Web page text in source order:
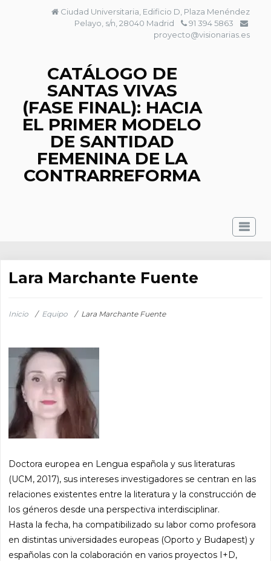
Ciudad Universitaria, Edificio D, Plaza Menéndez
Pelayo, s/n, 28040 Madrid
91 394 5863
proyecto@visionarias.es
CATÁLOGO DE
SANTAS VIVAS
(FASE FINAL): HACIA
EL PRIMER MODELO
DE SANTIDAD
FEMENINA DE LA
CONTRARREFORMA
Lara Marchante Fuente
Inicio / Equipo / Lara Marchante Fuente
Doctora europea en Lengua española y sus literaturas
(UCM, 2017), sus intereses investigadores se centran en las
relaciones existentes entre la literatura y la construcción de
los géneros desde una perspectiva interdisciplinar.
Hasta la fecha, ha compatibilizado su labor como profesora
en distintas universidades europeas (Oporto y Budapest) y
españolas con la colaboración en varios proyectos I+D,